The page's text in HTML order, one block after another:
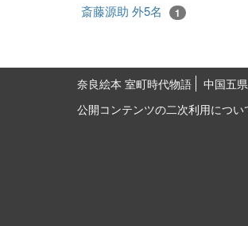
斎藤源助 外5名 1
奈良絵本 室町時代物語 中国五
公開コンテンツの二次利用につい